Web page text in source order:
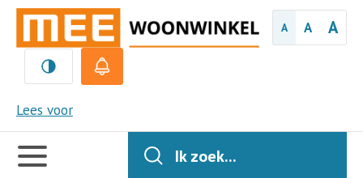
A A A
Lees voor
MEE
Handige
links
Ik zoek...